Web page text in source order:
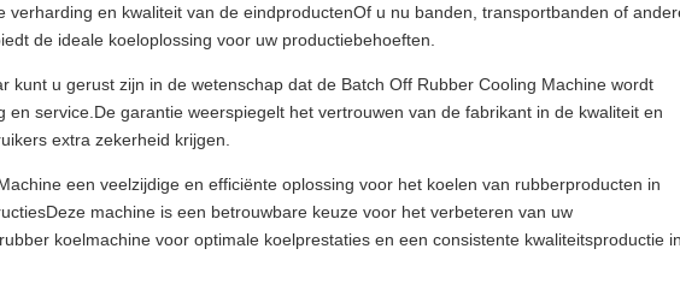
en kwaliteit van de eindproductenOf u nu banden, transportbanden of
de ideale koeloplossing voor uw productiebehoeften.
kunt u gerust zijn in de wetenschap dat de Batch Off Rubber Cooling Machine wordt
service.De garantie weerspiegelt het vertrouwen van de fabrikant in de kwaliteit en
extra zekerheid krijgen.
een veelzijdige en efficiënte oplossing voor het koelen van rubberproducten in
machine is een betrouwbare keuze voor het verbeteren van uw
koelmachine voor optimale koelprestaties en een consistente kwaliteitsproductie